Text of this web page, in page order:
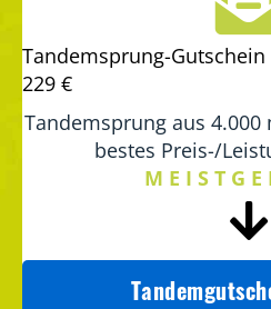
Tandemsprung-Gutschein
229 €
Tandemsprung aus 4.000
bestes Preis-/
M E I S T G E